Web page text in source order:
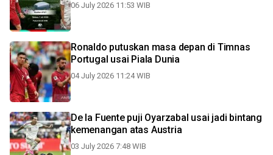
06 July 2026 11:53 WIB
Ronaldo putuskan masa depan di Timnas
Portugal usai Piala Dunia
04 July 2026 11:24 WIB
De la Fuente puji Oyarzabal usai jadi bintang
kemenangan atas Austria
03 July 2026 7:48 WIB